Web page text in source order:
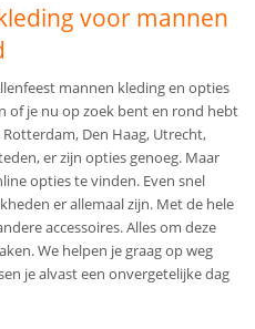
voor mannen
mannen kleding en opties
of je nu op zoek bent en rond hebt
Den Haag, Utrecht,
er zijn opties genoeg. Maar
opties te vinden. Even snel
er allemaal zijn. Met de hele
accessoires. Alles om deze
We helpen je graag op weg
je alvast een onvergetelijke dag